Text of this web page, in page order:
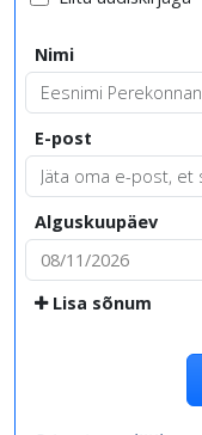
Nimi
E-post
Alguskuupäev
Lisa sõnum